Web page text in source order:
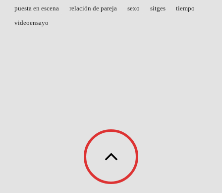
puesta en escena
relación de pareja sexo sitges
tiempo
videoensayo